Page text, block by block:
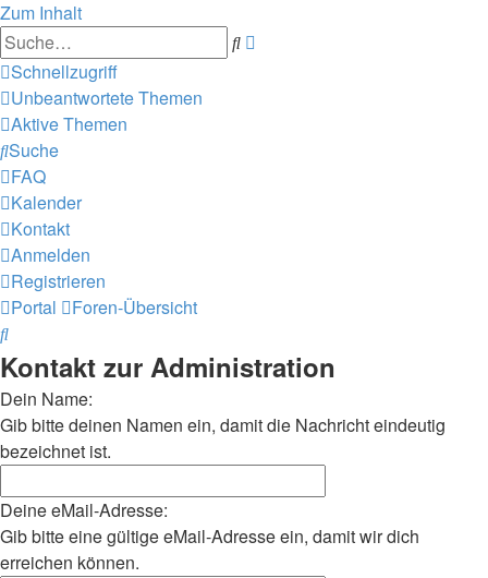
Zum Inhalt
Suche
Schnellzugriff
Unbeantwortete Themen
Aktive Themen
Suche
FAQ
Kalender
Kontakt
Anmelden
Registrieren
Portal
Foren-Übersicht
Suche
Kontakt zur Administration
Dein Name:
Gib bitte deinen Namen ein, damit die Nachricht eindeutig
bezeichnet ist.
Deine eMail-Adresse:
Gib bitte eine gültige eMail-Adresse ein, damit wir dich
erreichen können.